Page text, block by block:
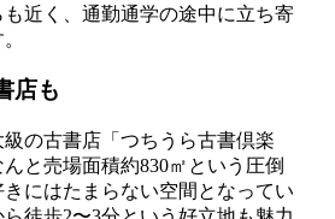
近く、通勤通学の途中に立ち寄
店も
の古書店「つちうら古書倶楽
と売場面積約830㎡という圧倒
にはたまらない空間となってい